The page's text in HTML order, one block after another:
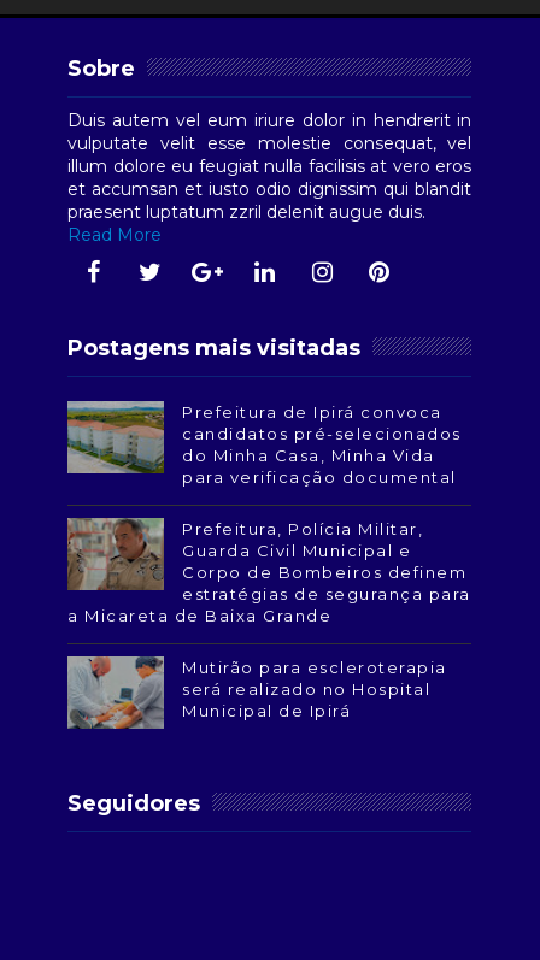
Sobre
Duis autem vel eum iriure dolor in hendrerit in
vulputate velit esse molestie consequat, vel
illum dolore eu feugiat nulla facilisis at vero eros
et accumsan et iusto odio dignissim qui blandit
praesent luptatum zzril delenit augue duis.
Read More
Postagens mais visitadas
Prefeitura de Ipirá convoca
candidatos pré-selecionados
do Minha Casa, Minha Vida
para verificação documental
Prefeitura, Polícia Militar,
Guarda Civil Municipal e
Corpo de Bombeiros definem
estratégias de segurança para
a Micareta de Baixa Grande
Mutirão para escleroterapia
será realizado no Hospital
Municipal de Ipirá
Seguidores